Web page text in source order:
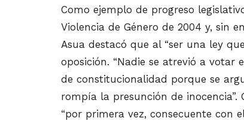
Como ejemplo de progreso
Violencia de Género de 2004 y, sin
Asua destacó que al “ser una ley
oposición. “Nadie se atrevió a votar
de constitucionalidad porque se
rompía la presunción de inocencia”.
“por primera vez, consecuente con